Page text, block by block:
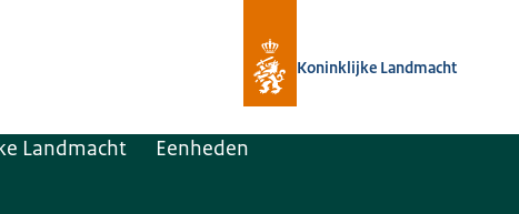
Koninklijke Landmacht
Landmacht Eenheden